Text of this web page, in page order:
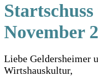
November
Liebe Geldersheimer
Wirtshauskultur,